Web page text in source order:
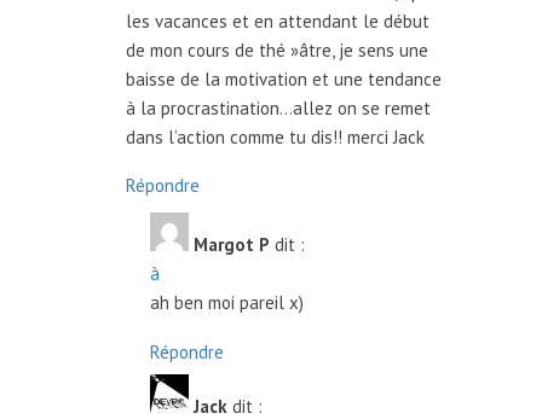
les vacances et en attendant le début
de mon cours de thé »âtre, je sens une
baisse de la motivation et une tendance
à la procrastination…allez on se remet
dans l’action comme tu dis!! merci Jack
Répondre
Margot P dit :
à
ah ben moi pareil x)
Répondre
Jack dit :